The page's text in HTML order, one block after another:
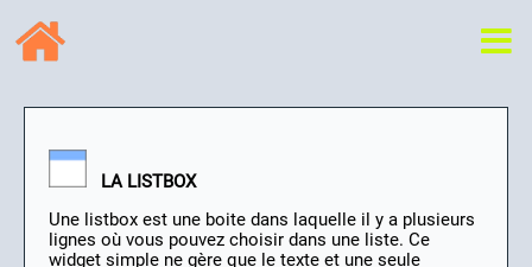
LA LISTBOX
Une listbox est une boite dans laquelle il y a plusieurs
lignes où vous pouvez choisir dans une liste. Ce
widget simple ne gère que le texte et une seule